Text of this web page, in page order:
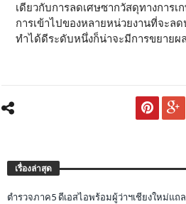
เดียวกับการลดเศษซากวัสดุทางการเ
การเข้าไปของหลายหน่วยงานที่จะล
ทำได้ดีระดับหนึ่งก็น่าจะมีการขยายผ
เรื่องล่าสุด
ตำรวจภาค5 ดีเอสไอพร้อมผู้ว่าฯเชียงใหม่แถ